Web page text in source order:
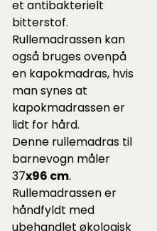
et antibakterielt
bitterstof.
Rullemadrassen kan
også bruges ovenpå
en kapokmadras, hvis
man synes at
kapokmadrassen er
lidt for hård.
Denne rullemadras til
barnevogn måler
37x96 cm.
Rullemadrassen er
håndfyldt med
ubehandlet økologisk